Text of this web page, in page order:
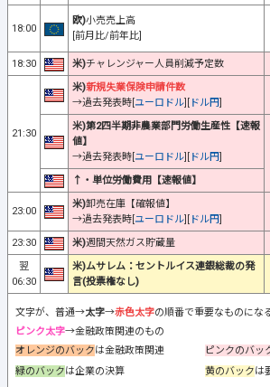
18:00
欧)小売売上高
[前月比/前年比]
18:30
米)チャレンジャー人員削減予定数
21:30
米)新規失業保険申請件数
→過去発表時[ユーロドル][ ドル円]
米)第2四半期非農業部門労働生産性【速報
値】
→過去発表時[ユーロドル][ ドル円]
↑・単位労働費用【速報値】
23:00
米)卸売在庫【確報値】
→過去発表時[ユーロドル][ ドル円]
23:30 米)週間天然ガス貯蔵量
翌
06:30
米)ムサレム：セントルイス連銀総裁の発
言(投票権なし)
文字が、普通→太字→赤色太字の順番で重要なものになる
ピンク太字→金融政策関連のもの
オレンジのバックは金融政策関連 ピンクのバッ
緑のバックは企業の決算 黄のバックは